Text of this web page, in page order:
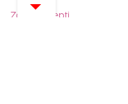
Zdravi recepti